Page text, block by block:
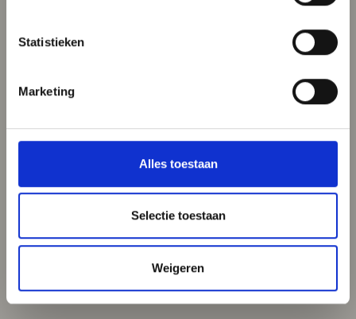
Statistieken
Marketing
Alles toestaan
Selectie toestaan
Weigeren